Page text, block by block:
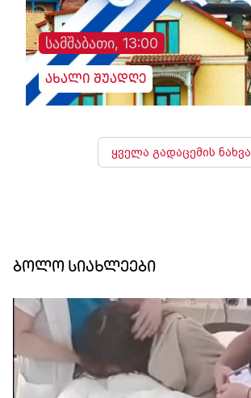
სამშაბათი, 13:00
ახალი შუადღე
ყველა გადაცემის ნახვა
ბოლო სიახლეები